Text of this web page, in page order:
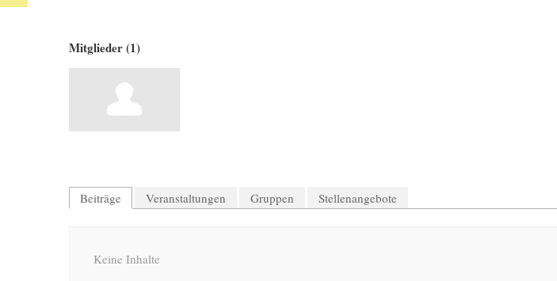
Mitglieder (1)
Beiträge Veranstaltungen Gruppen Stellenangebote
Keine Inhalte